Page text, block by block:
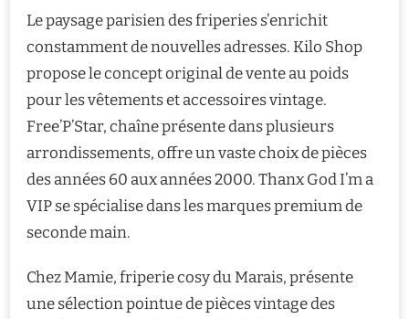
Le paysage parisien des friperies s’enrichit
constamment de nouvelles adresses. Kilo Shop
propose le concept original de vente au poids
pour les vêtements et accessoires vintage.
Free’P’Star, chaîne présente dans plusieurs
arrondissements, offre un vaste choix de pièces
des années 60 aux années 2000. Thanx God I’m a
VIP se spécialise dans les marques premium de
seconde main.
Chez Mamie, friperie cosy du Marais, présente
une sélection pointue de pièces vintage des